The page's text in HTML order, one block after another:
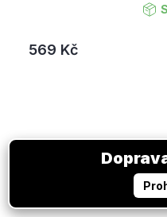
569 Kč